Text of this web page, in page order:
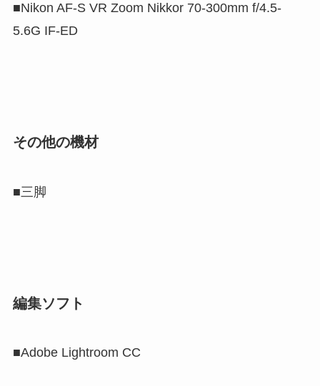
■Nikon AF-S VR Zoom Nikkor 70-300mm f/4.5-
5.6G IF-ED
その他の機材
■三脚
編集ソフト
■Adobe Lightroom CC